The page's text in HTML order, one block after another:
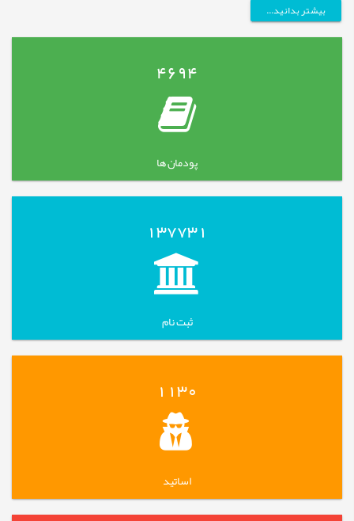
بیشتر بدانید...
4694
پودمان ها
137731
ثبت نام
1130
اساتید